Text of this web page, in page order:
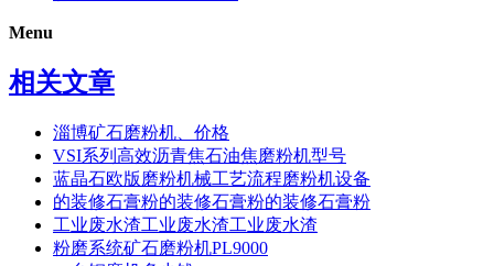
Menu
相关文章
淄博矿石磨粉机、价格
VSI系列高效沥青焦石油焦磨粉机型号
蓝晶石欧版磨粉机械工艺流程磨粉机设备
的装修石膏粉的装修石膏粉的装修石膏粉
工业废水渣工业废水渣工业废水渣
粉磨系统矿石磨粉机PL9000